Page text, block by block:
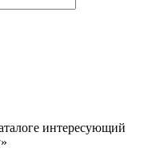
интересующий